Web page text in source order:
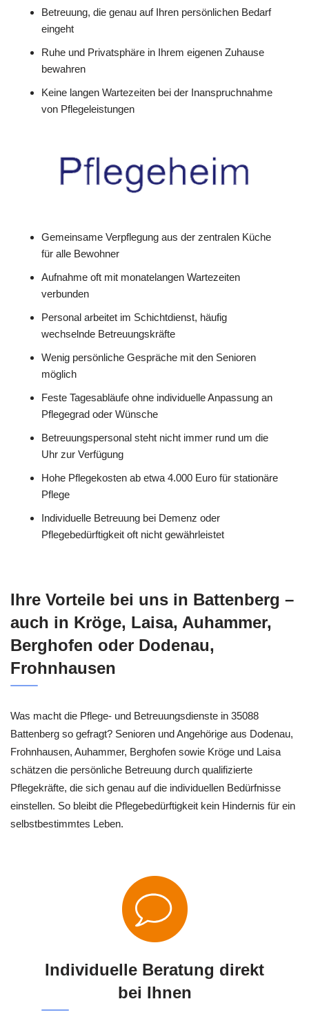
Betreuung, die genau auf Ihren persönlichen Bedarf
eingeht
Ruhe und Privatsphäre in Ihrem eigenen Zuhause
bewahren
Keine langen Wartezeiten bei der Inanspruchnahme
von Pflegeleistungen
Gemeinsame Verpflegung aus der zentralen Küche
für alle Bewohner
Aufnahme oft mit monatelangen Wartezeiten
verbunden
Personal arbeitet im Schichtdienst, häufig
wechselnde Betreuungskräfte
Wenig persönliche Gespräche mit den Senioren
möglich
Feste Tagesabläufe ohne individuelle Anpassung an
Pflegegrad oder Wünsche
Betreuungspersonal steht nicht immer rund um die
Uhr zur Verfügung
Hohe Pflegekosten ab etwa 4.000 Euro für stationäre
Pflege
Individuelle Betreuung bei Demenz oder
Pflegebedürftigkeit oft nicht gewährleistet
Ihre Vorteile bei uns in Battenberg –
auch in Kröge, Laisa, Auhammer,
Berghofen oder Dodenau,
Frohnhausen
Was macht die Pflege- und Betreuungsdienste in 35088
Battenberg so gefragt? Senioren und Angehörige aus Dodenau,
Frohnhausen, Auhammer, Berghofen sowie Kröge und Laisa
schätzen die persönliche Betreuung durch qualifizierte
Pflegekräfte, die sich genau auf die individuellen Bedürfnisse
einstellen. So bleibt die Pflegebedürftigkeit kein Hindernis für ein
selbstbestimmtes Leben.
Individuelle Beratung direkt
bei Ihnen